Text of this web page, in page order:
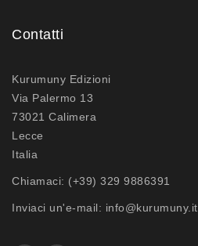
Contatti
Kurumuny Edizioni
Via Palermo 13
73021 Calimera
Lecce
Italia
Chiamaci: (+39) 329 9886391
Inviaci un'e-mail: info@kurumuny.it